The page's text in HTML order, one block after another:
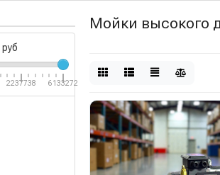
руб
2237738 6133272
Мойки высокого